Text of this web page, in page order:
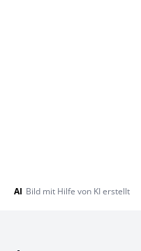
AI Bild mit Hilfe von KI erstellt